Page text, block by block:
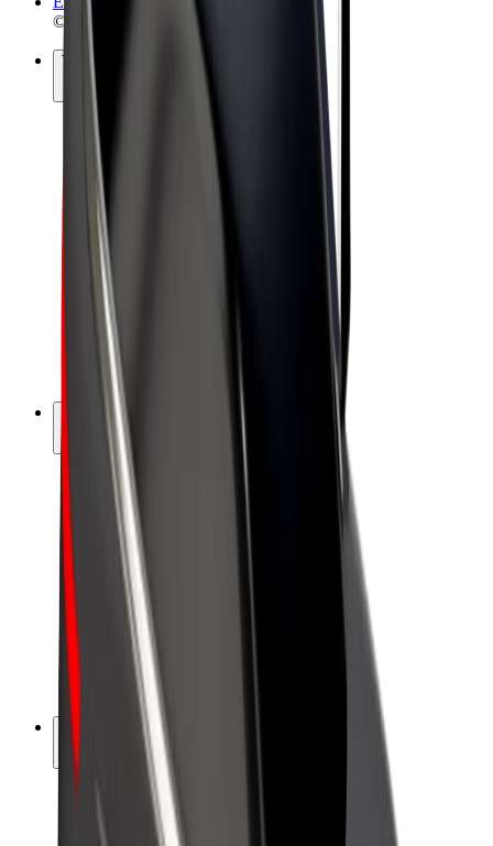
© 2026 Bolt Technology OÜ
Tuotteet
Kyydit
Sähköpotkulaudat
Bolt-kauppa
Bolt Food
Bolt Drive
Bolt for Business
Sähköpyörät
Bolt Plus
Tienaa Boltilla
Kuljettajat
Kuljettajan ansiot
Ruokalähetit
Lähetin ansiot
Bolt Food -kauppiaat
Fleeteille
Franchiset
Yritys
Työpaikat
Lisätietoja Boltista